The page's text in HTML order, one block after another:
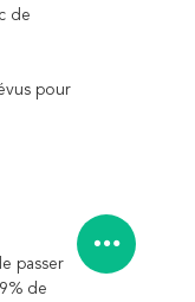
de
pour
passer
de